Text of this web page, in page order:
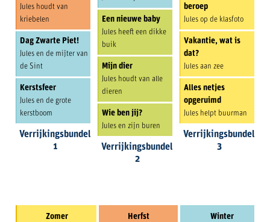
Jules houdt van
kriebelen
Dag Zwarte Piet!
Jules en de mijter van
de Sint
Kerstsfeer
Jules en de grote
kerstboom
Verrijkingsbundel
1
Een nieuwe baby
Jules heeft een dikke
buik
Mijn dier
Jules houdt van alle
dieren
Wie ben jij?
Jules en zijn buren
Verrijkingsbundel
2
beroep
Jules op de klasfoto
Vakantie, wat is
dat?
Jules aan zee
Alles netjes
opgeruimd
Jules helpt buurman
Verrijkingsbundel
3
Zomer Herfst Winter